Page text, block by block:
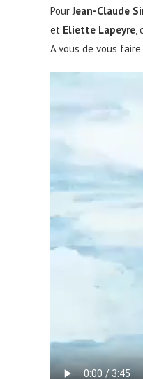
Pour Jean-Claude
et Eliette Lapeyre,
A vous de vous